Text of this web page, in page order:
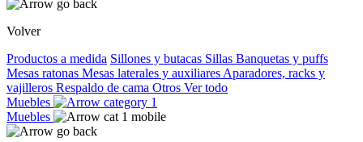
Volver
Productos a medida Sillones y butacas Sillas Banquetas y puffs
Mesas ratonas Mesas laterales y auxiliares Aparadores, racks y
vajilleros Respaldo de cama Otros Ver todo
Muebles
Muebles